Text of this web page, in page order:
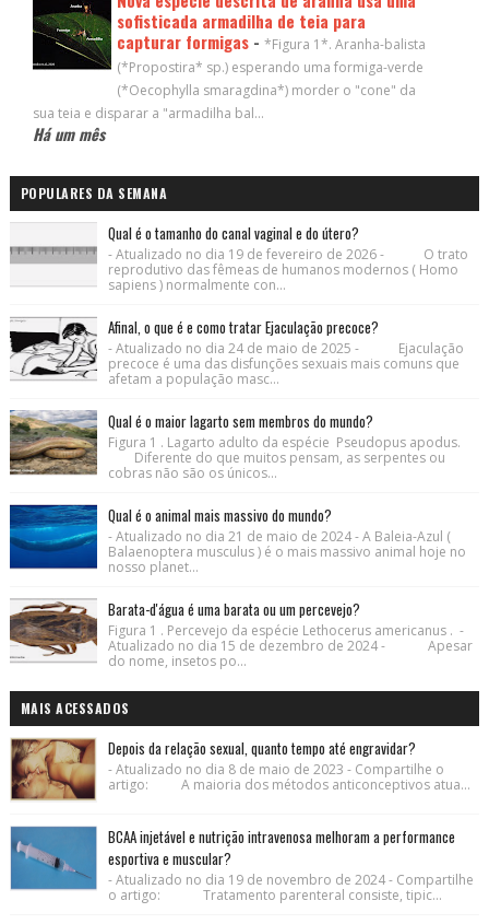
sofisticada armadilha de teia para
capturar formigas - *Figura 1*. Aranha-balista
(*Propostira* sp.) esperando uma formiga-verde
(*Oecophylla smaragdina*) morder o "cone" da
sua teia e disparar a "armadilha bal...
Há um mês
POPULARES DA SEMANA
Qual é o tamanho do canal vaginal e do útero?
- Atualizado no dia 19 de fevereiro de 2026 - O trato
reprodutivo das fêmeas de humanos modernos ( Homo
sapiens ) normalmente con...
Afinal, o que é e como tratar Ejaculação precoce?
- Atualizado no dia 24 de maio de 2025 - Ejaculação
precoce é uma das disfunções sexuais mais comuns que
afetam a população masc...
Qual é o maior lagarto sem membros do mundo?
Figura 1 . Lagarto adulto da espécie Pseudopus apodus.
Diferente do que muitos pensam, as serpentes ou
cobras não são os únicos...
Qual é o animal mais massivo do mundo?
- Atualizado no dia 21 de maio de 2024 - A Baleia-Azul (
Balaenoptera musculus ) é o mais massivo animal hoje no
nosso planet...
Barata-d'água é uma barata ou um percevejo?
Figura 1 . Percevejo da espécie Lethocerus americanus . -
Atualizado no dia 15 de dezembro de 2024 - Apesar
do nome, insetos po...
MAIS ACESSADOS
Depois da relação sexual, quanto tempo até engravidar?
- Atualizado no dia 8 de maio de 2023 - Compartilhe o
artigo: A maioria dos métodos anticonceptivos atua...
BCAA injetável e nutrição intravenosa melhoram a performance
esportiva e muscular?
- Atualizado no dia 19 de novembro de 2024 - Compartilhe
o artigo: Tratamento parenteral consiste, tipic...